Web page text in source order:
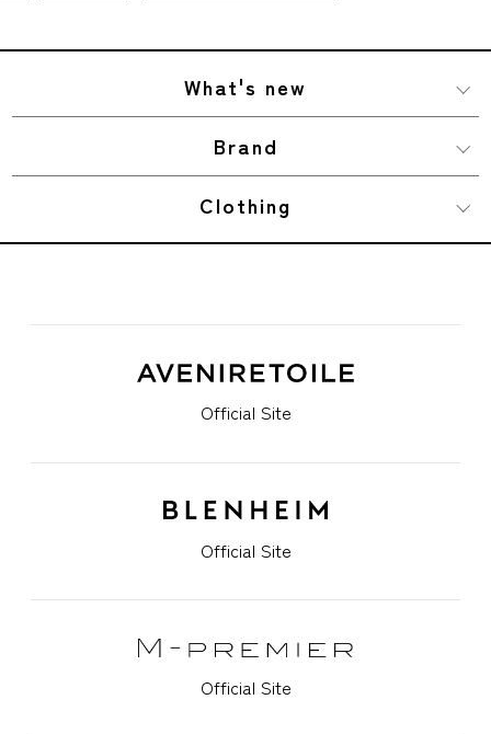
What's new
Brand
Clothing
Official Site
Official Site
Official Site